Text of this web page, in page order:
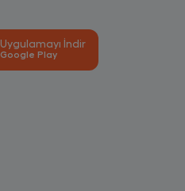
Uygulamayı İndir
Google Play